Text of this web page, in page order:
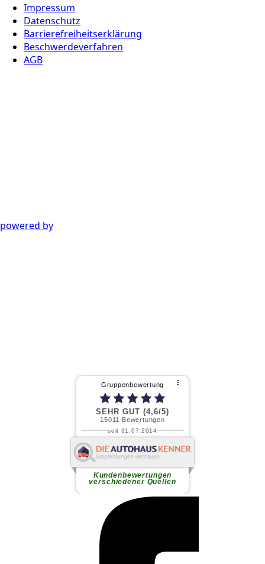
Impressum
Datenschutz
Barrierefreiheitserklärung
Beschwerdeverfahren
AGB
powered by